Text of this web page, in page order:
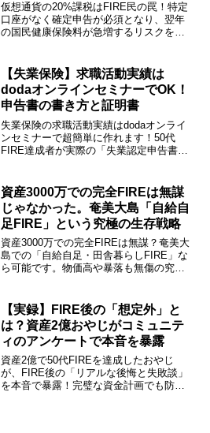
仮想通貨の20%課税はFIRE民の罠！特定
口座がなく確定申告が必須となり、翌年
の国民健康保険料が急増するリスクを解
ド。手遅れになる前に今すぐチェック！
【失業保険】求職活動実績は
dodaオンラインセミナーでOK！
申告書の書き方と証明書
失業保険の求職活動実績はdodaオンライ
ンセミナーで超簡単に作れます！50代
FIRE達成者が実際の「失業認定申告書の
給したリアルな体験談を今すぐチェッ
ク！
資産3000万での完全FIREは無謀
じゃなかった。奄美大島「自給自
足FIRE」という究極の生存戦略
資産3000万での完全FIREは無謀？奄美大
島での「自給自足・田舎暮らしFIRE」な
ら可能です。物価高や暴落も無傷の究極
解説。あなたに合う生存戦略をチェッ
ク！
【実録】FIRE後の「想定外」と
は？資産2億おやじがコミュニテ
ィのアンケートで本音を暴露
資産2億で50代FIREを達成したおやじ
が、FIRE後の「リアルな後悔と失敗談」
を本音で暴露！完璧な資金計画でも防げ